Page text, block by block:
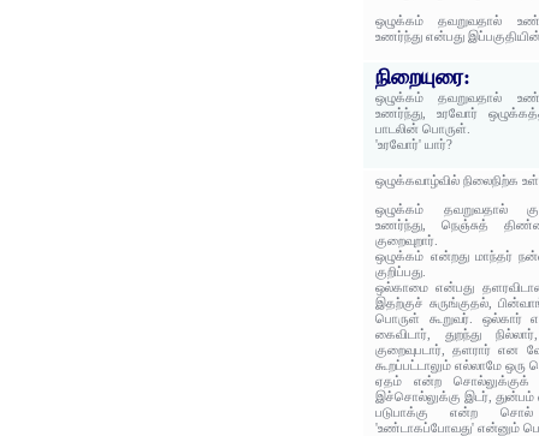
ஒழுக்கம் தவறுவதால்
உணர்ந்து என்பது
நிறையுரை:
ஒழுக்கம் தவறுவதால்
உணர்ந்து, உரவோர்
பாடலின் பொருள்.
'உரவோர்' யார்?
ஒழுக்கவாழ்வில் நிலைநிற்க
ஒழுக்கம் தவறுவதால்
உணர்ந்து, நெஞ்சுத்
குறைவுறார்.
ஒழுக்கம் என்றது மாந்தர்
குறிப்பது.
ஒல்காமை என்பது
இதற்குச் சுருங்குதல்,
பொருள் கூறுவர். ஒல்கார்
கைவிடார், துறந்து
குறைவுபடார், தளரார் என
கூறப்பட்டாலும் எல்லாமே ஒரு
ஏதம் என்ற சொல்லுக்குக்
இச்சொல்லுக்கு இடர்,
படுபாக்கு என்ற சொல்
'உண்டாகப்போவது' என்னும்